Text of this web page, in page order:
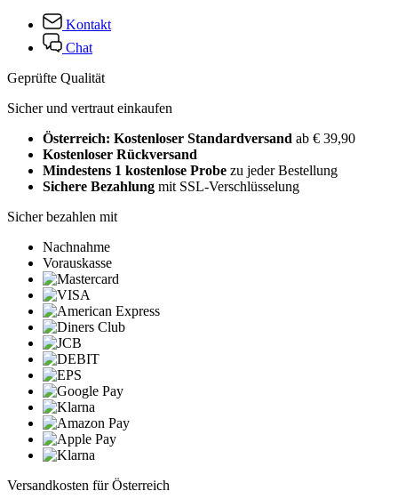
Kontakt
Chat
Geprüfte Qualität
Sicher und vertraut einkaufen
Österreich: Kostenloser Standardversand ab € 39,90
Kostenloser Rückversand
Mindestens 1 kostenlose Probe zu jeder Bestellung
Sichere Bezahlung mit SSL-Verschlüsselung
Sicher bezahlen mit
Nachnahme
Vorauskasse
Versandkosten für Österreich